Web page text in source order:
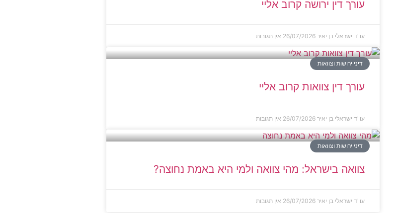
עורך דין ירושה קרוב אליי
עו"ד ישראלי בן יאיר 26/07/2026 אין תגובות
דיני ירושות וצוואות
עורך דין צוואות קרוב אליי
עו"ד ישראלי בן יאיר 26/07/2026 אין תגובות
דיני ירושות וצוואות
צוואה בישראל: מהי צוואה ולמי היא באמת נחוצה?
עו"ד ישראלי בן יאיר 26/07/2026 אין תגובות